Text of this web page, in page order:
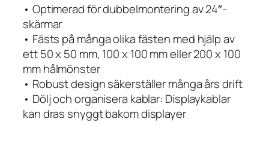
• Optimerad för dubbelmontering av 24″-
skärmar
• Fästs på många olika fästen med hjälp av
ett 50 x 50 mm, 100 x 100 mm eller 200 x 100
mm hålmönster
• Robust design säkerställer många års drift
• Dölj och organisera kablar: Displaykablar
kan dras snyggt bakom displayer